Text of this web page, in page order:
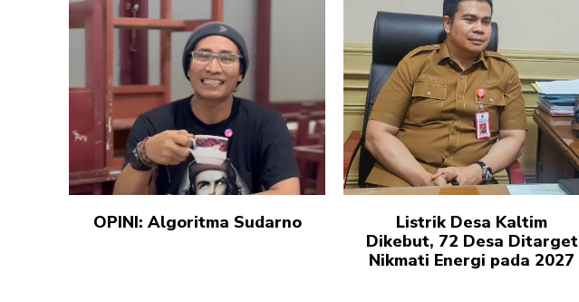
OPINI: Algoritma Sudarno
Listrik Desa Kaltim
Dikebut, 72 Desa Ditarget
Nikmati Energi pada 2027